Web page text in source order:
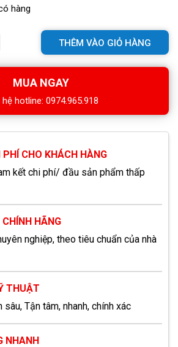
hàng
THÊM VÀO GIỎ HÀNG
MUA NGAY
hệ hotline: 0974.965.918
PHÍ CHO KHÁCH HÀNG
kết chi phí/ đầu sản phẩm thấp
HÃNG
nghiệp, theo tiêu chuẩn của nhà
THUẬT
sâu, Tận tâm, nhanh, chính xác
NHANH